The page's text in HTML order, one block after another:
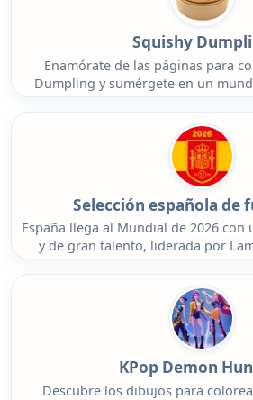
Squishy
Enamórate de las páginas para
Dumpling y sumérgete en un
Selección española de
España llega al Mundial de 2026 con
y de gran talento, liderada por
KPop Demon
Descubre los dibujos para